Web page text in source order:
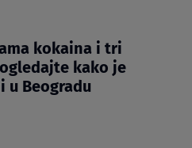
kokaina i tri
kako je
u Beogradu